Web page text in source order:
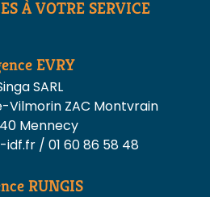
À VOTRE SERVICE
EVRY
SARL
Vilmorin ZAC Montvrain
Mennecy
idf.fr / 01 60 86 58 48
RUNGIS